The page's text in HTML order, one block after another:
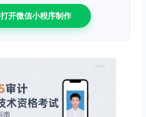
打开微信小程序制作